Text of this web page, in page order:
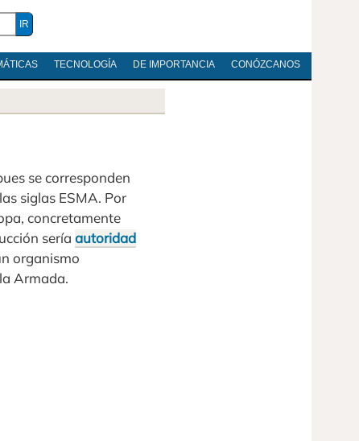
TECNOLOGÍA DE IMPORTANCIA CONÓZCANOS
se corresponden
siglas ESMA. Por
concretamente
sería autoridad
organismo
Armada.